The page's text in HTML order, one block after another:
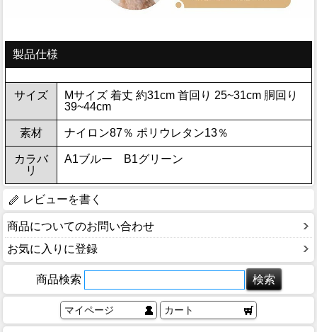
製品仕様
サイズ
Mサイズ 着丈 約31cm 首回り 25~31cm 胴回り
39~44cm
素材 ナイロン87％ ポリウレタン13％
カラバ
リ
A1ブルー B1グリーン
レビューを書く
商品についてのお問い合わせ
お気に入りに登録
商品検索
マイページ カート